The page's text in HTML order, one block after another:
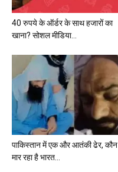
40 रुपये के ऑर्डर के साथ हजारों का
खाना? सोशल मीडिया...
पाकिस्तान में एक और आतंकी ढेर, कौन
मार रहा है भारत...